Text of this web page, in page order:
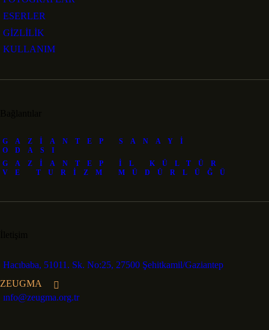
ESERLER
GİZLİLİK
KULLANIM
GAZIANTEP SANAYI
ODASI
GAZIANTEP İL KÜLTÜR
VE TURIZM MÜDÜRLÜĞÜ
Hacıbaba, 51011. Sk. No:25, 27500 Şehitkamil/Gaziantep
ZEUGMA
ınfo@zeugma.org.tr